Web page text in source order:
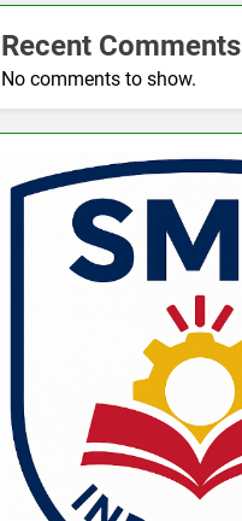
Recent Comments
No comments to show.